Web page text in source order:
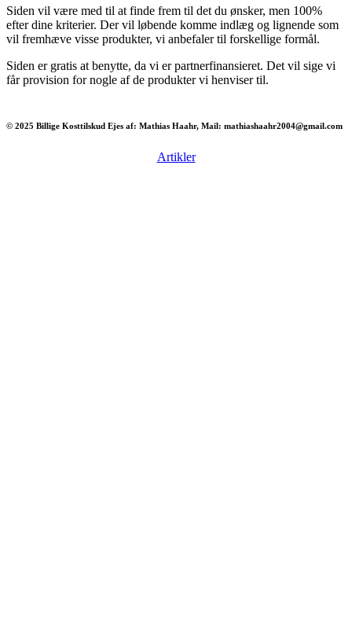
Siden vil være med til at finde frem til det du ønsker, men 100%
efter dine kriterier. Der vil løbende komme indlæg og lignende som
vil fremhæve visse produkter, vi anbefaler til forskellige formål.
Siden er gratis at benytte, da vi er partnerfinansieret. Det vil sige vi
får provision for nogle af de produkter vi henviser til.
© 2025 Billige Kosttilskud Ejes af: Mathias Haahr, Mail: mathiashaahr2004@gmail.com
Artikler